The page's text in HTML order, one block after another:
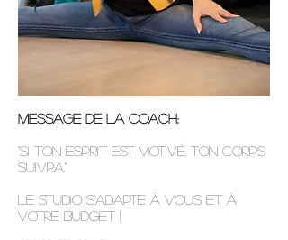
Message de la coach:
"Si ton esprit est motivé, ton corps
suivra."
Le STUDIO s'adapte à VOUS et à
votre BUDGET !